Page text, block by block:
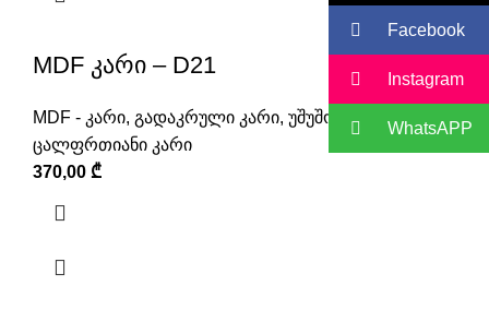
MDF კარი – D21
MDF - კარი, გადაკრული კარი, უშუშო კარი
ცალფრთიანი კარი
370,00 ₾
Facebook
Instagram
WhatsAPP